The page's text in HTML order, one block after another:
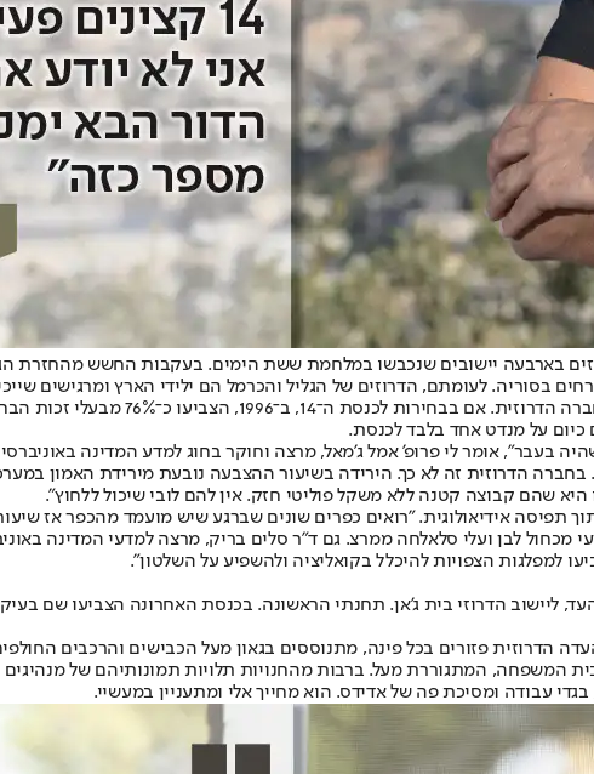
כ־149 אלף דרוזים, רובם ילידי הגליל והכרמל. בצפון הגולן חיים כ־27 אלף דרוזים בארבעה יישובים שנכבשו במלחמת ששת
לעומתם, הדרוזים של הגליל והכרמל הם ילידי הארץ ומרגישים
הנתון המרכזי שצריך לצאת איתו לדרך הוא הירידה
בעבר", אומר לי פרופ' אמל ג'מאל, מרצה וחוקר בחוג למדע המדינה
הדרוזית זה לא כך. הירידה בשיעור ההצבעה נובעת מירידת האמון
שהם קבוצה קטנה ללא משקל פוליטי חזק. אין להם לובי שיכול ללחוץ".
תפיסה אידיאולוגית. "רואים כפרים שונים שברגע שיש מועמד מהכפר אז
מכחול לבן ועלי סלאלחה ממרצ. גם ד"ר סלים בריק, מרצה למדעי המדינה
למפלגות הצפויות להיכלל בקואליציה ולהשפיע על השלטון".
ליישוב הדרוזי בית ג'אן. תחנתי הראשונה. בכנסת האחרונה הצביעו שם
המתגוררת מעל. ברבות מהחנויות תלויות תמונותיהם של מנהיגים
עבודה ומסיכת פה של אדידס. הוא מחייך אלי ומתעניין במעשיי.